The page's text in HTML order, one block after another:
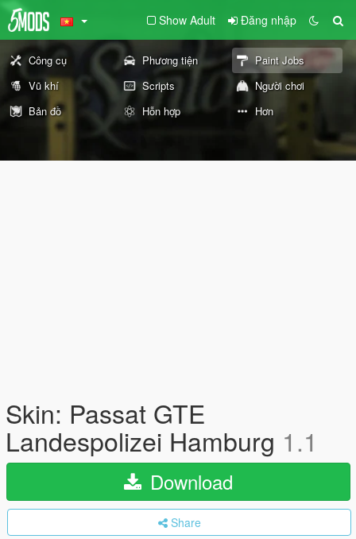
Show Adult Đăng nhập
Công cụ Phương tiện
Paint Jobs
Vũ khí
Scripts
Người chơi
Bản đồ
Hỗn hợp Hơn
Skin: Passat GTE
Landespolizei Hamburg 1.1
Download
Share